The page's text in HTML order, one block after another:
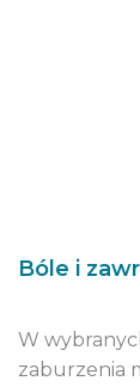
Bóle i
W
zaburzenia